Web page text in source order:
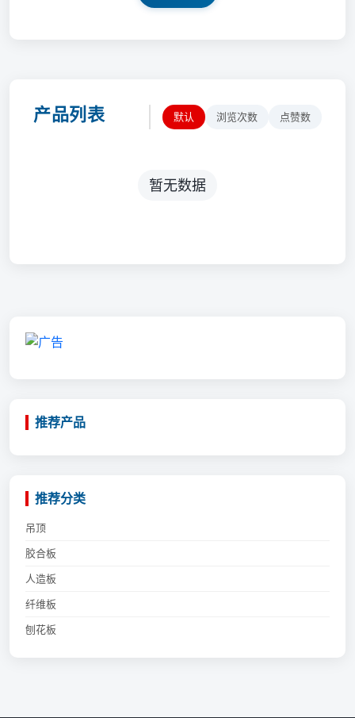
产品列表 默认 浏览次数 点赞数
暂无数据
推荐产品
推荐分类
吊顶
胶合板
人造板
纤维板
刨花板